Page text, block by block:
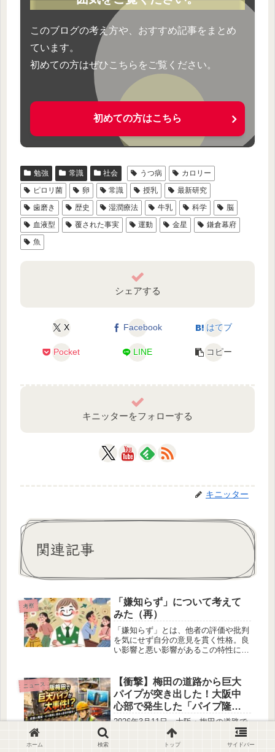
このブログの考え方や、おすすめ記事をまとめ
ています。
初めての方はぜひこちらをご覧ください。
初めての方はこちら
勉強 常識 社会 うつ病
カロリー
ピロリ菌
卵 常識 授乳
最新研究
歯磨き
歴史 湿潤療法 牛乳 科学
脳
血液型
覆された事実 運動 金星
鎌倉幕府
魚
シェアする
X Facebook はてブ
Pocket LINE コピー
キニッターをフォローする
キニッター
関連記事
考察
「嫌知らず」について考えて
みた（再）
「嫌知らず」とは、他者の評価や批判
を気にせず自分の意見を貫く性格。良
い影響と悪い影響があるこの特性につ
い場面とともに詳しく解説します。
ニュース
【衝撃】梅田の道路から巨大
パイプが突き出した！大阪中
心部で発生した「パイプ隆起
事故」の原因と背景を徹底解
2026年3月11日、大阪・梅田の道路で
巨大鋼鉄パイプが地中から突き出す事
故が発生しました。下水道工事現場で
ホーム 検索 トップ サイドバー